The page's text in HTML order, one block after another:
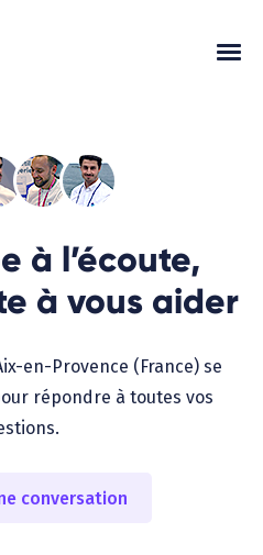
à l’écoute,
à vous aider
en-Provence (France) se
répondre à toutes vos
conversation